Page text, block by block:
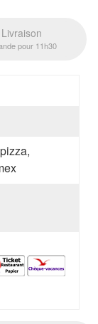
Livraison
pour 11h30